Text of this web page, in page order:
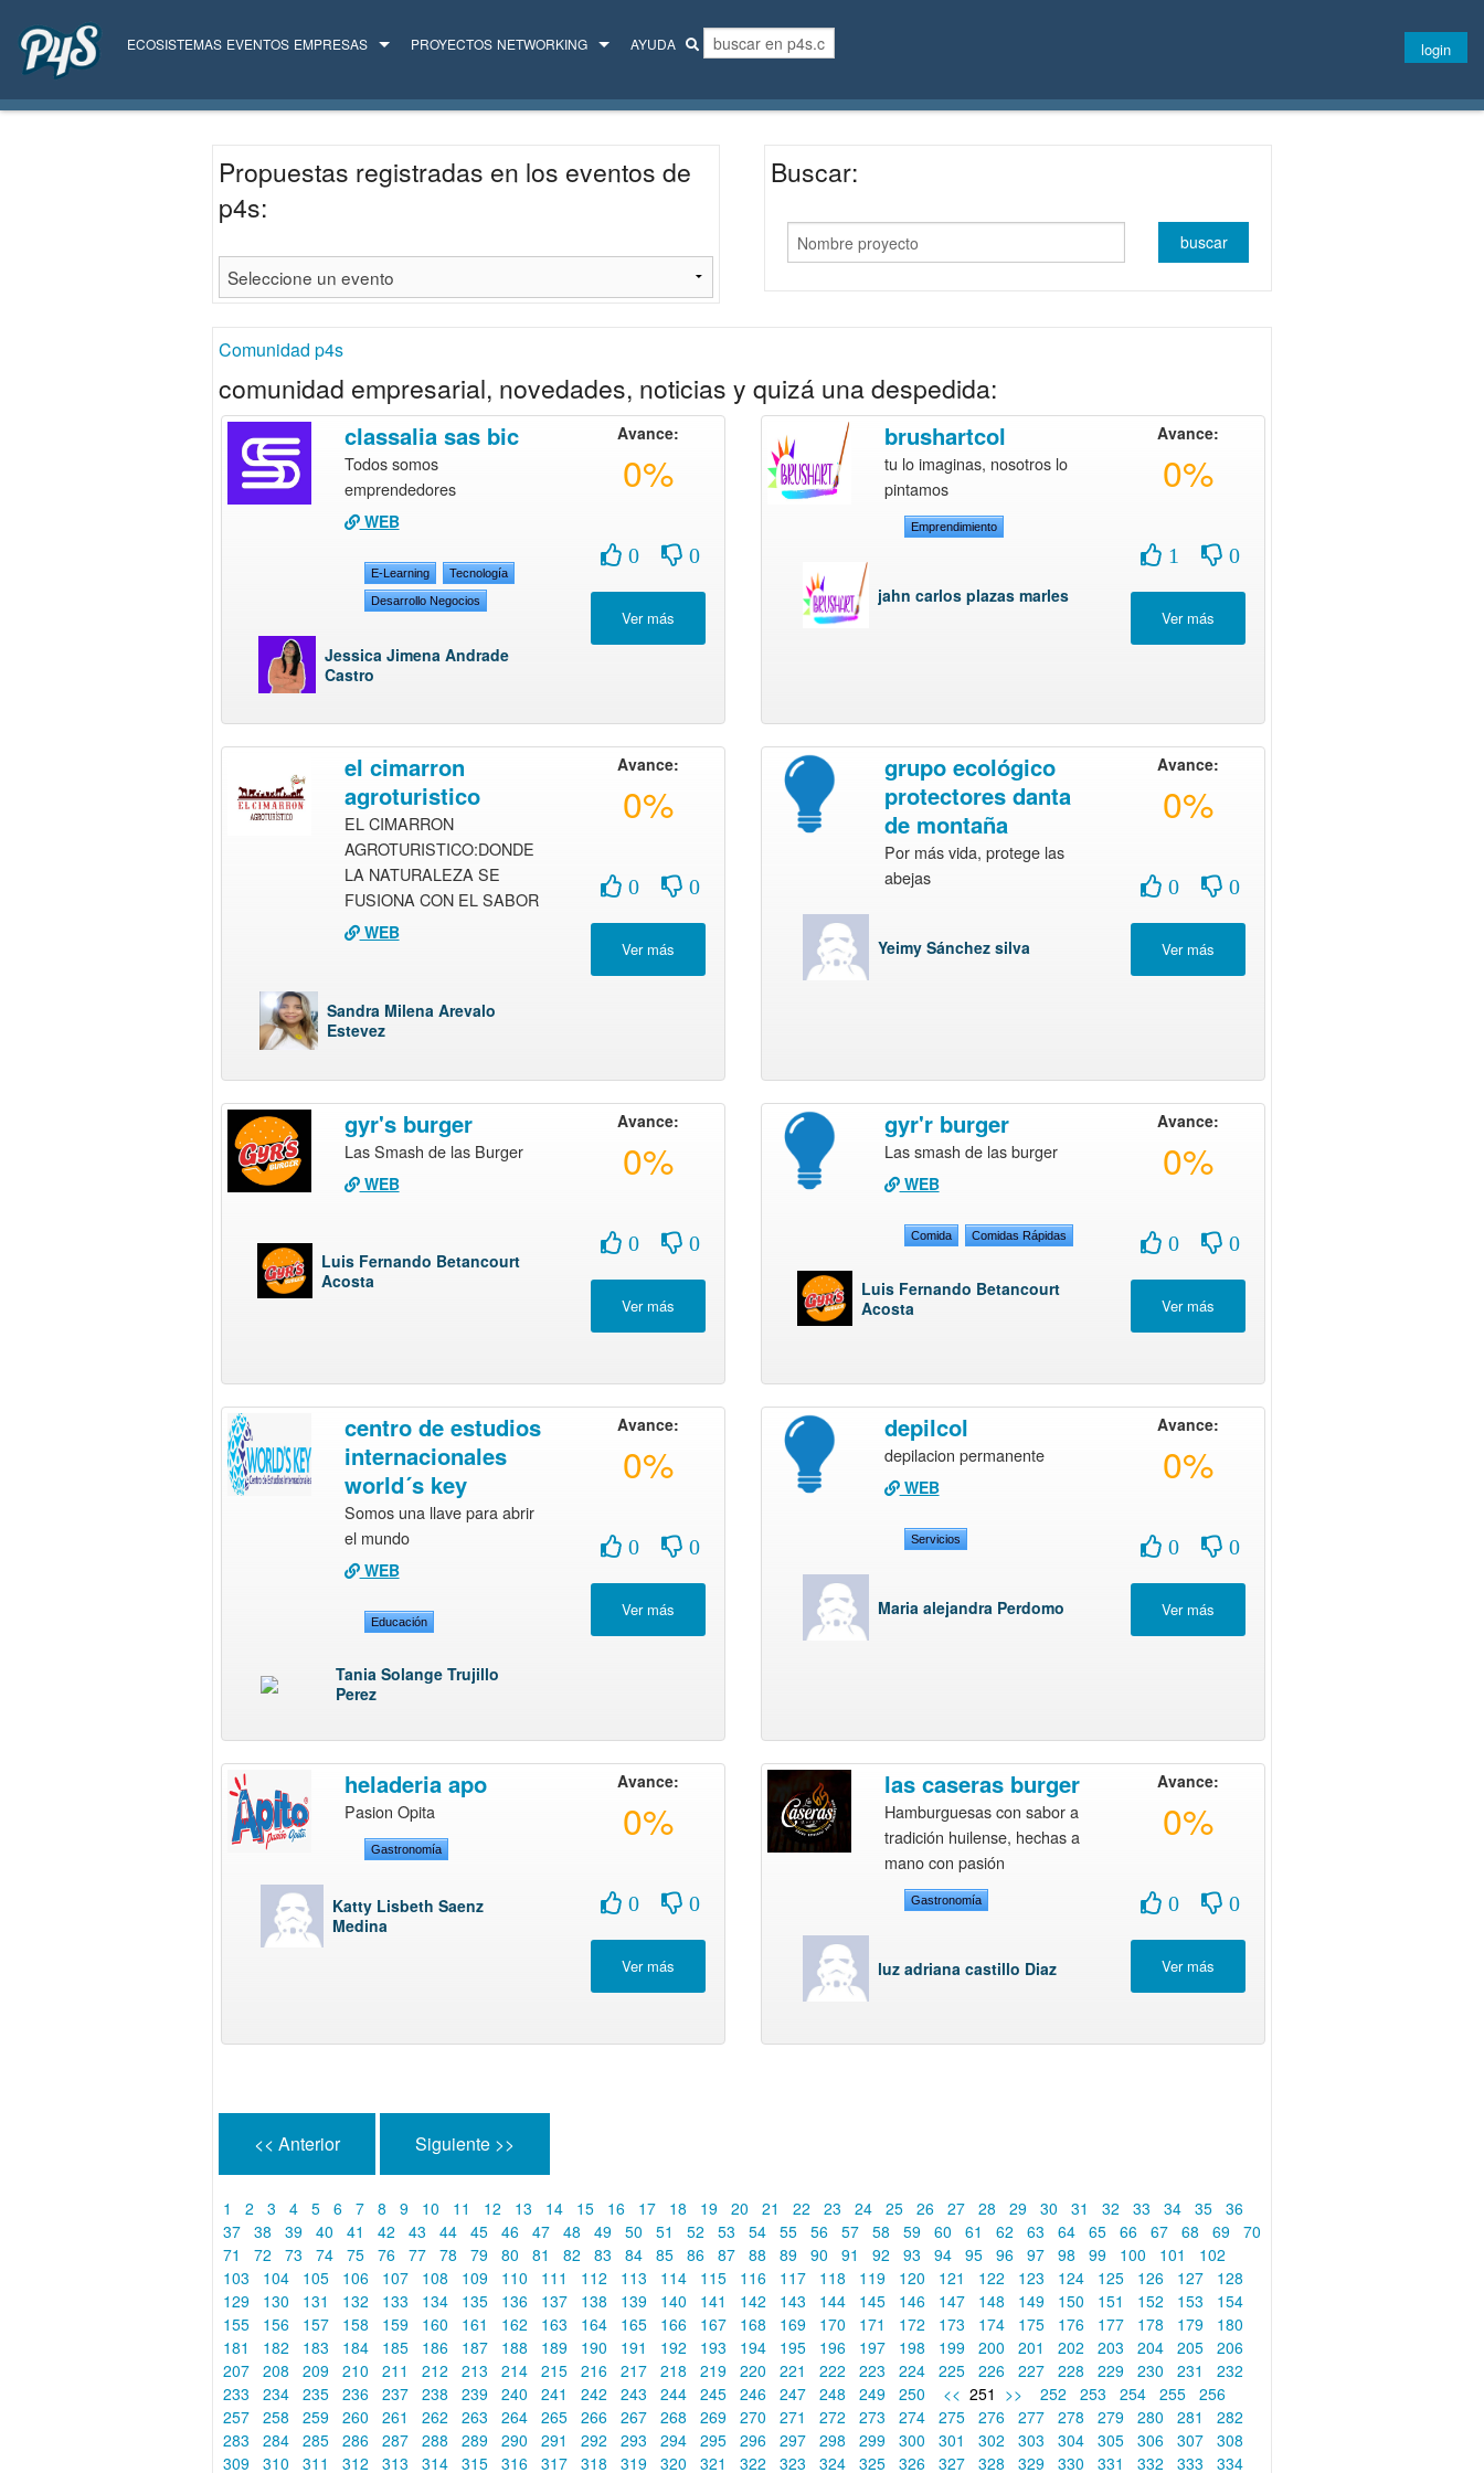
ECOSISTEMAS EVENTOS EMPRESAS PROYECTOS NETWORKING AYUDA login
Propuestas registradas en los eventos de
p4s:
Buscar:
Comunidad p4s
comunidad empresarial, novedades, noticias y quizá una despedida:
classalia sas bic
Todos somos
emprendedores
WEB
E-Learning Tecnología
Desarrollo Negocios
Jessica Jimena Andrade
Castro
Avance:
0%
0 0
brushartcol
tu lo imaginas, nosotros lo
pintamos
Emprendimiento
jahn carlos plazas marles
Avance:
0%
1 0
el cimarron
agroturistico
EL CIMARRON
AGROTURISTICO:DONDE
LA NATURALEZA SE
FUSIONA CON EL SABOR
WEB
Sandra Milena Arevalo
Estevez
Avance:
0%
0 0
grupo ecológico
protectores danta
de montaña
Por más vida, protege las
abejas
Yeimy Sánchez silva
Avance:
0%
0 0
gyr's burger
Las Smash de las Burger
WEB
Luis Fernando Betancourt
Acosta
Avance:
0%
0 0
gyr'r burger
Las smash de las burger
WEB
Comida Comidas Rápidas
Luis Fernando Betancourt
Acosta
Avance:
0%
0 0
centro de estudios
internacionales
world´s key
Somos una llave para abrir
el mundo
WEB
Educación
Tania Solange Trujillo
Perez
Avance:
0%
0 0
depilcol
depilacion permanente
WEB
Servicios
Maria alejandra Perdomo
Avance:
0%
0 0
heladeria apo
Pasion Opita
Gastronomía
Katty Lisbeth Saenz
Medina
Avance:
0%
0 0
las caseras burger
Hamburguesas con sabor a
tradición huilense, hechas a
mano con pasión
Gastronomía
luz adriana castillo Diaz
Avance:
0%
0 0
<< Anterior Siguiente >>
1 2 3 4 5 6 7 8 9 10 11 12 13 14 15 16 17 18 19 20 21 22 23 24 25 26 27 28 29 30 31 32 33 34 35 36
37 38 39 40 41 42 43 44 45 46 47 48 49 50 51 52 53 54 55 56 57 58 59 60 61 62 63 64 65 66 67 68 69 70
71
72 73 74 75 76 77 78 79 80 81 82 83 84 85 86 87 88 89 90 91 92 93 94 95 96 97 98 99 100 101
102
103
104 105 106 107 108 109 110 111 112 113 114 115 116 117 118 119 120 121 122 123 124 125 126 127
128
129
130 131 132 133 134 135 136 137 138 139 140 141 142 143 144 145 146 147 148 149 150 151 152 153
154
155
156 157 158 159 160 161 162 163 164 165 166 167 168 169 170 171 172 173 174 175 176 177 178 179
180
181
182 183 184 185 186 187 188 189 190 191 192 193 194 195 196 197 198 199 200 201 202 203 204 205 206
207 208 209 210 211 212 213 214 215 216 217 218 219 220 221 222 223 224 225 226 227 228 229 230 231
232
233
234 235 236 237 238 239 240 241 242 243 244 245 246 247 248 249 250 << 251 >> 252 253 254 255 256
257 258 259 260 261 262 263 264 265 266 267 268 269 270 271 272 273 274 275 276 277 278 279 280 281
282
283
284 285 286 287 288 289 290 291 292 293 294 295 296 297 298 299 300 301 302 303 304 305 306 307 308
309 310 311 312 313 314 315 316 317 318 319 320 321 322 323 324 325 326 327 328 329 330 331 332 333 334